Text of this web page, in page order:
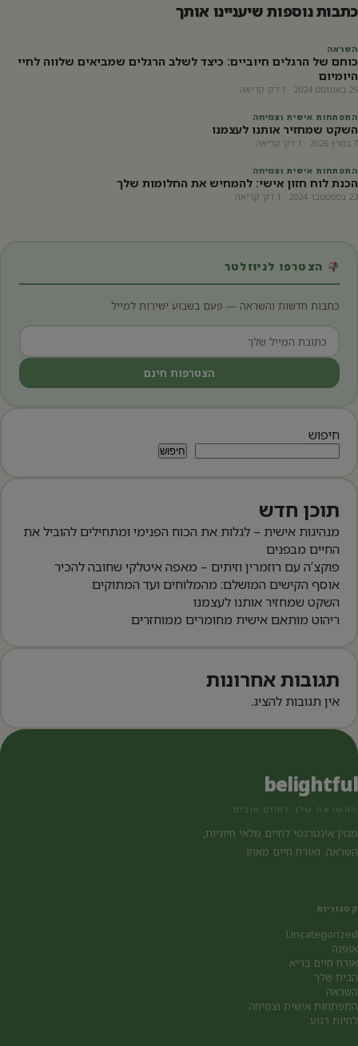
כתבות נוספות שיעניינו אותך
השראה
כוחם של הרגלים חיוביים: כיצד לשלב הרגלים שמביאים שלווה לחיי
היומיום
25 באוגוסט 2024 · 1 דק׳ קריאה
התפתחות אישית וצמיחה
השקט שמחזיר אותנו לעצמנו
7 במרץ 2026 · 1 דק׳ קריאה
התפתחות אישית וצמיחה
הכנת לוח חזון אישי: להמחיש את החלומות שלך
23 בספטמבר 2024 · 1 דק׳ קריאה
הצטרפו לניוזלטר
כתבות חדשות והשראה — פעם בשבוע ישירות למייל.
הצטרפות חינם
חיפוש
חיפוש
תוכן חדש
מנהיגות אישית – לגלות את הכוח הפנימי ומתחילים להוביל את
החיים מבפנים
פוקצ’ה עם רוזמרין וזיתים – מאפה איטלקי שחובה להכיר
אוסף הקישים המושלם: מהמלוחים ועד המתוקים
השקט שמחזיר אותנו לעצמנו
ריהוט מותאם אישית מחומרים ממוחזרים
תגובות אחרונות
אין תגובות להציג.
belightful
ההשראה שלך לחיים טובים
מגזין אינטרנטי לחיים מלאי חיוניות,
השראה, ואורח חיים מאוזן.
קטגוריות
Uncategorized
אופנה
אורח חיים בריא
הבית שלך
השראה
התפתחות אישית וצמיחה
לחיות רגוע